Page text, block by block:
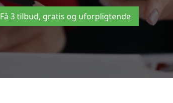
Få 3 tilbud, gratis og uforpligtende